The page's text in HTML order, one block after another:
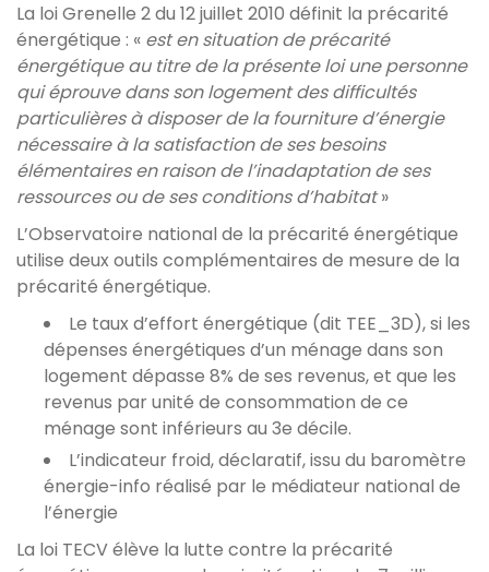
La loi Grenelle 2 du 12 juillet 2010 définit la précarité
énergétique : « est en situation de précarité
énergétique au titre de la présente loi une personne
qui éprouve dans son logement des difficultés
particulières à disposer de la fourniture d’énergie
nécessaire à la satisfaction de ses besoins
élémentaires en raison de l’inadaptation de ses
ressources ou de ses conditions d’habitat»
L’Observatoire national de la précarité énergétique
utilise deux outils complémentaires de mesure de la
précarité énergétique.
Le taux d’effort énergétique (dit TEE_3D), si les
dépenses énergétiques d’un ménage dans son
logement dépasse 8% de ses revenus, et que les
revenus par unité de consommation de ce
ménage sont inférieurs au 3e décile.
L’indicateur froid, déclaratif, issu du baromètre
énergie-info réalisé par le médiateur national de
l’énergie
La loi TECV élève la lutte contre la précarité